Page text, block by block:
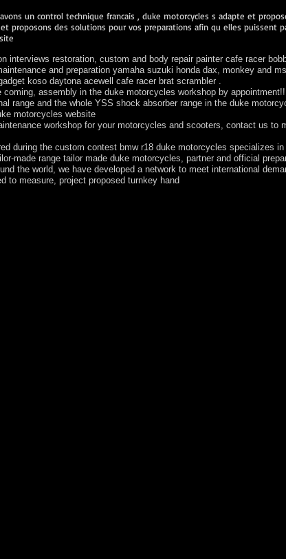
un control technique francais , duke motorcycles s adapte et
proposons des solutions pour vos preparations afin qu elles puissent
interviews restoration, custom and body repair painter cafe racer
and preparation yamaha suzuki honda dax, monkey and
koso daytona acewell cafe racer brat scrambler .
assembly in the duke motorcycles workshop by
range and the whole YSS shock absorber range in the duke
motorcycles website
workshop for your motorcycles and scooters, contact us to
during the custom contest bmw r18 duke motorcycles specializes
made range tailor made duke motorcycles, partner and official
the world, we have developed a network to meet international
to measure, project proposed turnkey hand